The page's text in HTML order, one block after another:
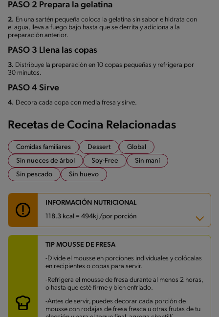
PASO 2 Prepara la gelatina
2. En una sartén pequeña coloca la gelatina sin sabor e hidrata con
el agua, lleva a fuego bajo hasta que se derrita y adiciona a la
preparación anterior.
PASO 3 Llena las copas
3. Distribuye la preparación en 10 copas pequeñas y refrigera por
30 minutos.
PASO 4 Sirve
4. Decora cada copa con media fresa y sirve.
Recetas de Cocina Relacionadas
Comidas familiares Dessert
Global
Sin nueces de árbol
Soy-Free
Sin maní
Sin pescado
Sin huevo
INFORMACIÓN NUTRICIONAL
118.3 kcal = 494kj /por porción
Carbohidratos 14.5 g
Energía 118.3 kcal
Grasas 5.8 g
0.6 g
Proteína 1.7 g
Grasas saturadas 3.1 g
Azúcares 13.6 g
TIP MOUSSE DE FRESA
-Divide el mousse en porciones individuales y colócalas
en recipientes o copas para servir.
-Refrigera el mousse de fresa durante al menos 2 horas,
o hasta que esté firme y bien enfriado.
-Antes de servir, puedes decorar cada porción de
mousse con rodajas de fresa fresca u otras frutas de tu